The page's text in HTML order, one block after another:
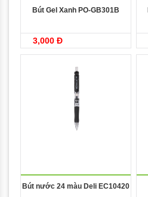
Bút Gel Xanh PO-GB301B
3,000 Đ
Bút nước 24 màu Deli EC10420